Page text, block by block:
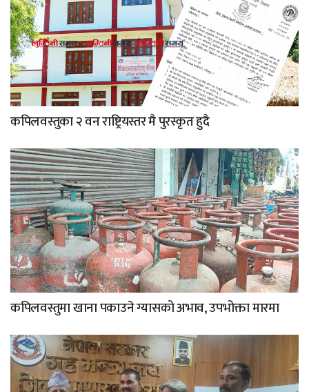
कपिलवस्तुका २ वन राष्ट्रियस्तर मै पुरस्कृत हुदै
कपिलवस्तुमा खाना पकाउने ग्यासको अभाव, उपभोक्ता मारमा